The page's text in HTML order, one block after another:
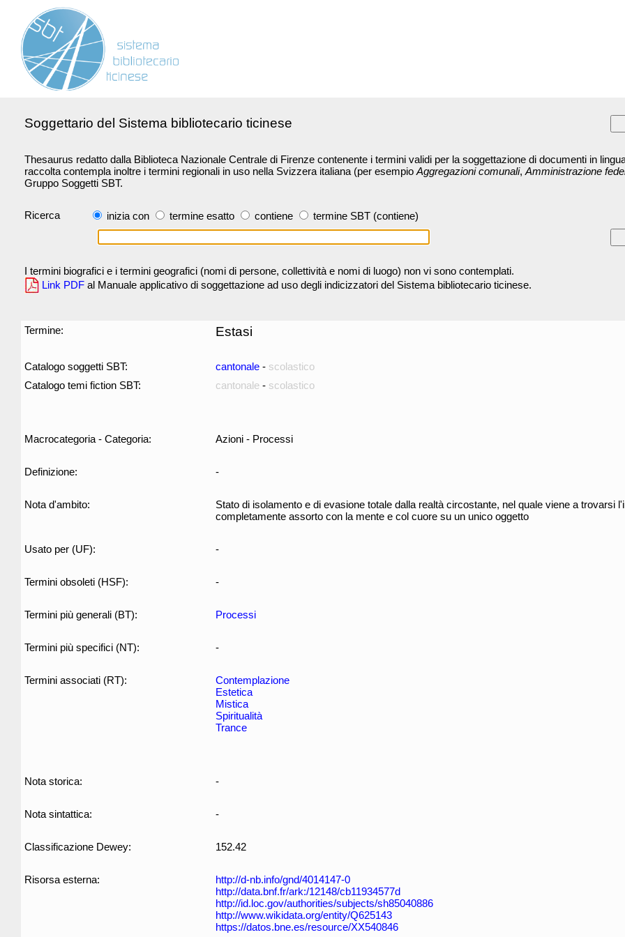
Soggettario del Sistema bibliotecario ticinese
Thesaurus redatto dalla Biblioteca Nazionale Centrale di Firenze contenente i termini validi per la soggettazione di documenti in
raccolta contempla inoltre i termini regionali in uso nella Svizzera italiana (per esempio Aggregazioni comunali, Amministrazione
Gruppo Soggetti SBT.
Ricerca inizia con termine esatto contiene termine SBT (contiene)
I termini biografici e i termini geografici (nomi di persone, collettività e nomi di luogo) non vi sono contemplati.
Link PDF al Manuale applicativo di soggettazione ad uso degli indicizzatori del Sistema bibliotecario ticinese.
Termine: Estasi
Catalogo soggetti SBT: cantonale - scolastico
Catalogo temi fiction SBT:
cantonale - scolastico
Macrocategoria - Categoria: Azioni - Processi
Definizione: -
Nota d'ambito:
Stato di isolamento e di evasione totale dalla realtà circostante, nel quale viene a trovarsi
completamente assorto con la mente e col cuore su un unico oggetto
Usato per (UF): -
Termini obsoleti (HSF): -
Termini più generali (BT): Processi
Termini più specifici (NT): -
Termini associati (RT):
Contemplazione
Estetica
Mistica
Spiritualità
Trance
Nota storica: -
Nota sintattica: -
Classificazione Dewey: 152.42
Risorsa esterna:
http://d-nb.info/gnd/4014147-0
http://data.bnf.fr/ark:/12148/cb11934577d
http://id.loc.gov/authorities/subjects/sh85040886
http://www.wikidata.org/entity/Q625143
https://datos.bne.es/resource/XX540846